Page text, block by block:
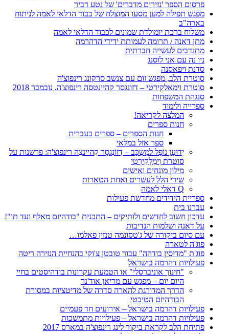
פרסום הספר 'נזירים מדברים' של נטע דביר
מפגש תפילה למען מסעו המוצלח של כבוד הדלאי לאמה לניתוח
בארה"ב
משלוח ברכת יומולדת שמונים לכבוד הדלאי לאמה
מתן דאנה / תרומה לעמותת ידידי הדהרמה
מתנדבים לעשייה חברתית
ניו נה עם אני לוסנג
סדנת ויפאסנה
סוטרת הלב, מפגש זום עם צנשב סרקונג רינפוצ'ה
סוטרת וימאלקירטי – דזונגסר קהיינטסה רינפוצ'ה, נובמבר 2018
סנגהת המשפחות
ספרייה ולימוד
המלצה לקריאה!
חנות ספרים
חנות הספרים – ספרים בעברית
ספר אזל במלאי
יְדוּעָן נוֹפֵל למִשְכָּב – דְזוֹנְגסַר קְהיינצֶה רינפוצ'ה: פרשנות על
סוטרת וִימַלָקִירְטִי
מילון מונחים ואישים
שירי הלל לעשרים ואחת הטארות
Q דאלי לאמה
ספריית הידידים מחדשת פעילות
עברנו בית
עדכון חשוב לחדשים ולותיקים – התכנית "בודהיזם מאלף ועד תו"!
על דאנה ושלמוּת הנדיבות
עם סיום ביקורה של ג'טסונמה טנזין פאלמו…
פוג'ה לטארה
פוג'ת "מדיסין בודהה" עבור טובטן צ'וקי בהנחיית הנזירה ריטה
פעילויות דהרמה בישראל
"חינוך אוניברסלי" או הטמעת עקרונות בודהיסטים בחיי
היום יום – מפגש עם מריאן אוד'נר
הדרך המדורגת להארה סדרה של מדיטציות במסורת
הבודהיזם הטיבטי
פעילויות דהרמה בישראל – אירועים חד פעמיים
פעילויות דהרמה בישראל – פעילויות מתמשכות
פתיחת הלב לקראת ביקור לינג רינפוצ'ה במארס 2017